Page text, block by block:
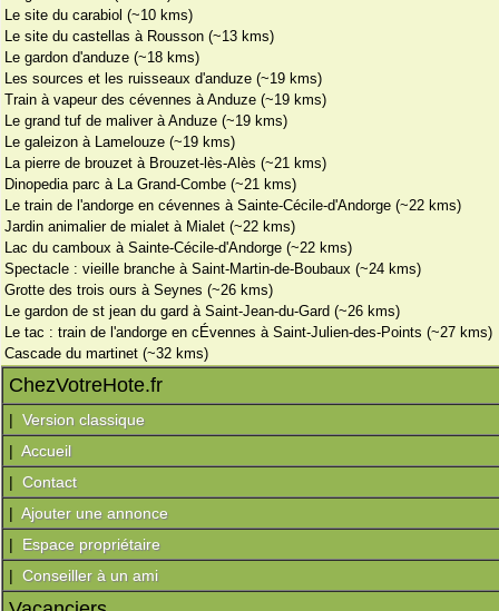
Le site du carabiol (~10 kms)
Le site du castellas à Rousson (~13 kms)
Le gardon d'anduze (~18 kms)
Les sources et les ruisseaux d'anduze (~19 kms)
Train à vapeur des cévennes à Anduze (~19 kms)
Le grand tuf de maliver à Anduze (~19 kms)
Le galeizon à Lamelouze (~19 kms)
La pierre de brouzet à Brouzet-lès-Alès (~21 kms)
Dinopedia parc à La Grand-Combe (~21 kms)
Le train de l'andorge en cévennes à Sainte-Cécile-d'Andorge (~22 kms)
Jardin animalier de mialet à Mialet (~22 kms)
Lac du camboux à Sainte-Cécile-d'Andorge (~22 kms)
Spectacle : vieille branche à Saint-Martin-de-Boubaux (~24 kms)
Grotte des trois ours à Seynes (~26 kms)
Le gardon de st jean du gard à Saint-Jean-du-Gard (~26 kms)
Le tac : train de l'andorge en cÉvennes à Saint-Julien-des-Points (~27 kms)
Cascade du martinet (~32 kms)
ChezVotreHote.fr
| Version classique
| Accueil
| Contact
| Ajouter une annonce
| Espace propriétaire
| Conseiller à un ami